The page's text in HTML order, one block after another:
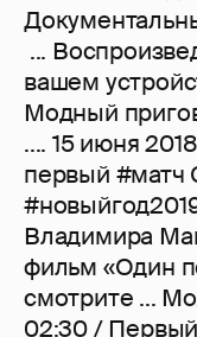
...
вашем
Модный
.... 15 июня
первый #матч
Владимира
фильм «Один
смотрите ...
02:30 /